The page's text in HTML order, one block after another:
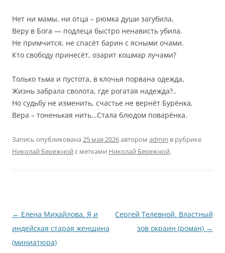
Нет ни мамы, ни отца – рюмка души загубила,
Веру в Бога — подлеца быстро ненависть убила.
Не примчится, не спасёт барин с ясными очами.
Кто свободу принесёт, озарит кошмар лучами?
Только тьма и пустота, в клочья порвана одежда,
Жизнь забрала сволота, где рогатая надежда?..
Но судьбу не изменить, счастье не вернёт Бурёнка,
Вера – тоненькая нить…Стала блюдом поварёнка.
Запись опубликована 25 мая 2026автором admin в рубрике
Николай Бережной с метками Николай Бережной.
Навигация
по
записям
← Елена Михайлова. Я и
индейская старая женщина
(миниатюра)
Сергей Телевной. Властный
зов окраин (роман) →